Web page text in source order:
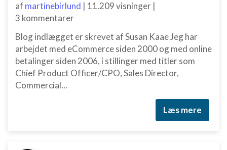
af martinebirlund | 11.209 visninger |
3 kommentarer
Blog indlægget er skrevet af Susan Kaae Jeg har
arbejdet med eCommerce siden 2000 og med online
betalinger siden 2006, i stillinger med titler som
Chief Product Officer/CPO, Sales Director,
Commercial...
Læs mere